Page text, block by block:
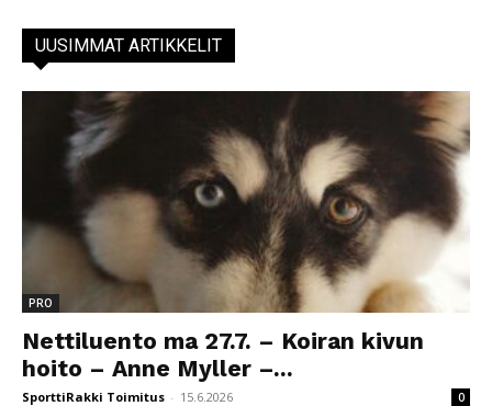
UUSIMMAT ARTIKKELIT
PRO
Nettiluento ma 27.7. – Koiran kivun
hoito – Anne Myller –...
SporttiRakki Toimitus - 15.6.2026 0